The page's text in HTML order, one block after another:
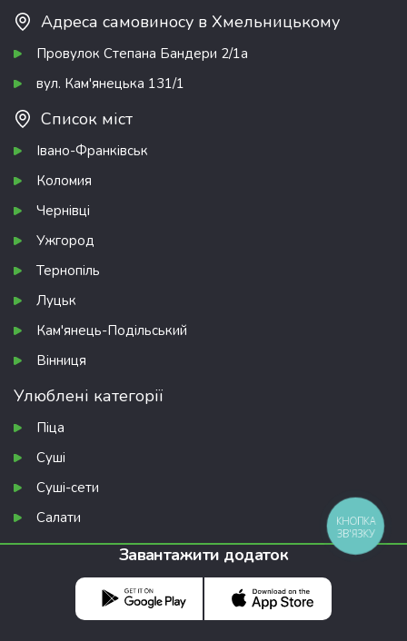
Адреса самовиносу в Хмельницькому
Провулок Степана Бандери 2/1а
вул. Кам'янецька 131/1
Список міст
Івано-Франківськ
Коломия
Чернівці
Ужгород
Тернопіль
Луцьк
Кам'янець-Подільський
Вінниця
Улюблені категорії
Піца
Суші
Суші-сети
Салати
Завантажити додаток
КНОПКА
ЗВ'ЯЗКУ